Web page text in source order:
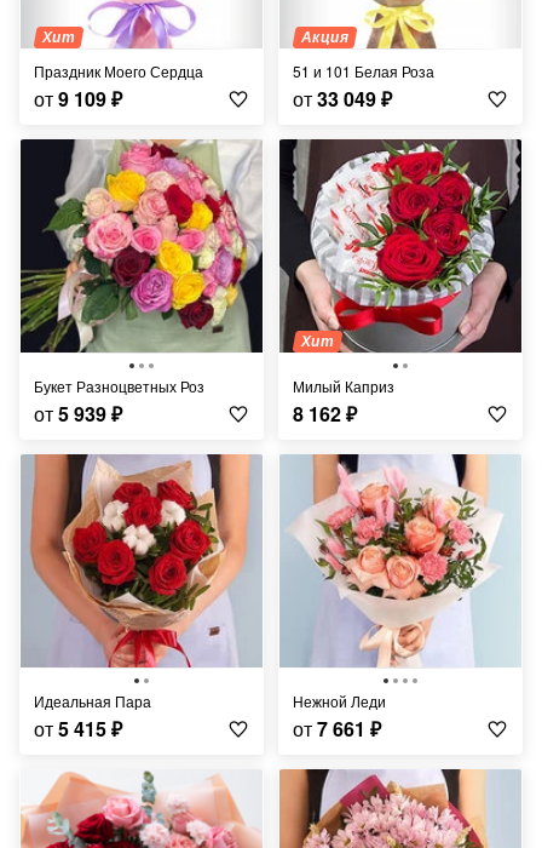
Хит
Праздник Моего Сердца
от9 109₽
Акция
51 и 101 Белая Роза
от33 049₽
Букет Разноцветных Роз
от5 939₽
Хит
Милый Каприз
8 162₽
Идеальная Пара
от5 415₽
Нежной Леди
от7 661 ₽